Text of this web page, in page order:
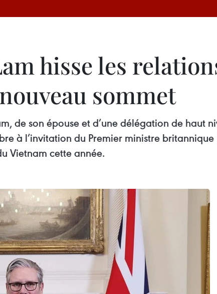
hisse les
sommet
de son épouse et d’une délégation de haut
à l’invitation du Premier ministre britannique
Vietnam cette année.